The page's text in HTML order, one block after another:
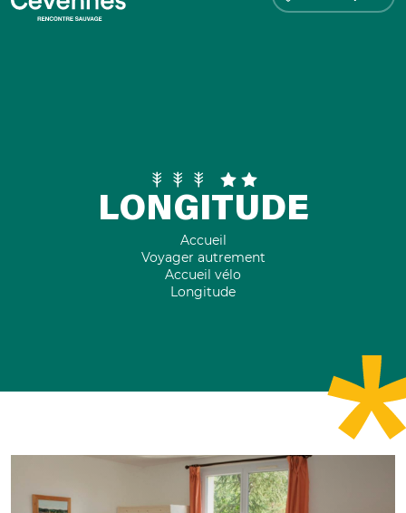
LONGITUDE
Accueil
Voyager autrement
Accueil vélo
Longitude